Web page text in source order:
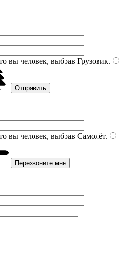
вы человек, выбрав Грузовик.
вы человек, выбрав Самолёт.